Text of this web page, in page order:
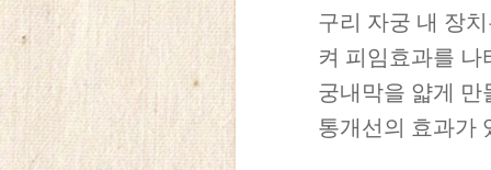
구리 자궁 내 장
켜 피임효과를
궁내막을 얇게 만
통개선의 효과가